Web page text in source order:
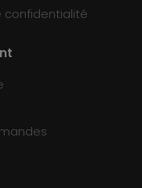
confidentialité